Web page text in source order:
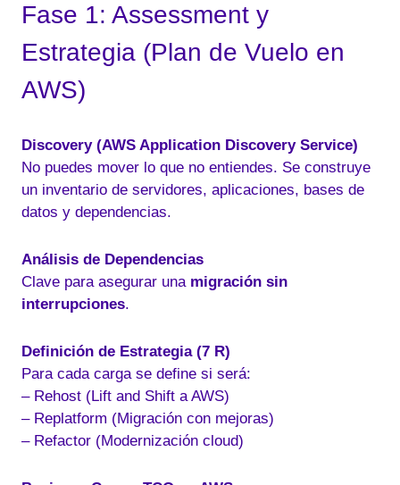
Fase 1: Assessment y
Estrategia (Plan de Vuelo en
AWS)
Discovery (AWS Application Discovery Service)
No puedes mover lo que no entiendes. Se construye
un inventario de servidores, aplicaciones, bases de
datos y dependencias.
Análisis de Dependencias
Clave para asegurar una migración sin
interrupciones.
Definición de Estrategia (7 R)
Para cada carga se define si será:
– Rehost (Lift and Shift a AWS)
– Replatform (Migración con mejoras)
– Refactor (Modernización cloud)